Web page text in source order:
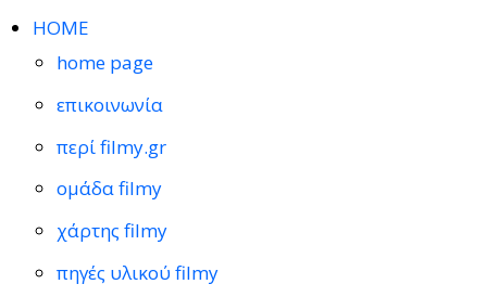
HOME
home page
επικοινωνία
περί filmy.gr
ομάδα filmy
χάρτης filmy
πηγές υλικού filmy